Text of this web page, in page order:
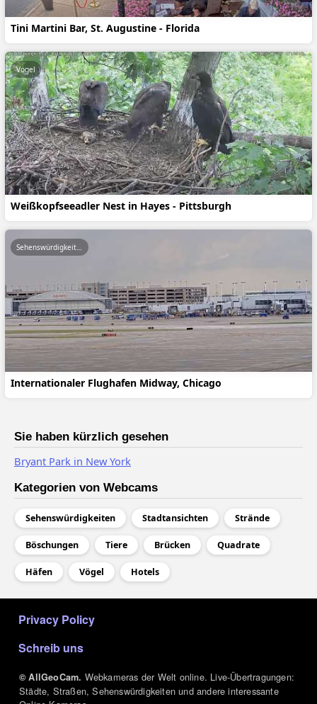
Tini Martini Bar, St. Augustine - Florida
Weißkopfseeadler Nest in Hayes - Pittsburgh
Vögel
Internationaler Flughafen Midway, Chicago
Sehenswürdigkeiten
Sie haben kürzlich gesehen
Bryant Park in New York
Kategorien von Webcams
Sehenswürdigkeiten Stadtansichten Strände
Böschungen Tiere Brücken Quadrate
Häfen Vögel Hotels
Privacy Policy
Schreib uns
© AllGeoCam. Webkameras der Welt online. Live-Übertragungen:
Städte, Straßen, Sehenswürdigkeiten und andere interessante